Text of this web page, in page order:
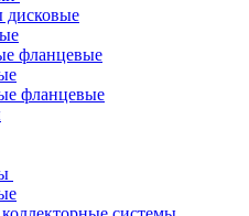
дисковые
фланцевые
фланцевые